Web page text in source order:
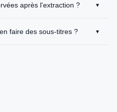
après l'extraction ? ▾
faire des sous-titres ? ▾